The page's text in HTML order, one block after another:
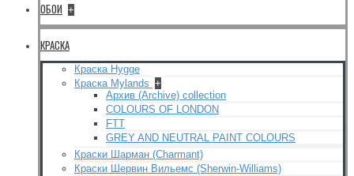
ОБОИ +
КРАСКА
Краска Hygge
Краска Mylands +
Архив (Archive) collection
COLOURS OF LONDON
FTT
GREY AND NEUTRAL PAINT COLOURS
Краски Шарман (Charmant)
Краски Шервин Вильемс (Sherwin-Williams)